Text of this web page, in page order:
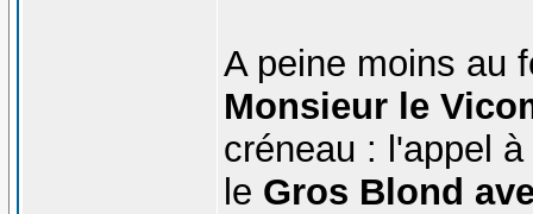
A peine moins au
Monsieur le
créneau : l'appel
le Gros Blond